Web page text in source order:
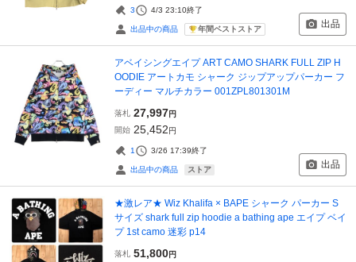
3 4/3 23:10終了
出品中の商品 年間ベストストア 出品
アベイシングエイプ ART CAMO SHARK FULL ZIP H
OODIE アートカモ シャーク ジップアップパーカー フ
ーディー マルチカラー 001ZPL801301M
落札 27,997円
開始 25,452円
1 3/26 17:39終了
出品中の商品 ストア 出品
★激レア★ Wiz Khalifa × BAPE シャーク パーカー S
サイズ shark full zip hoodie a bathing ape エイプ ベイ
プ 1st camo 迷彩 p14
落札 51,800円